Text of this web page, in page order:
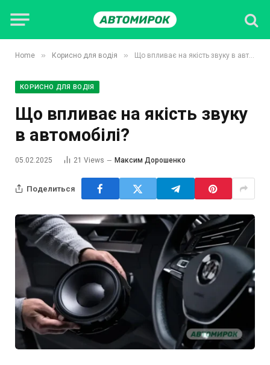
Home » Корисно для водія » Що впливає на якість звуку в автомобілі?
КОРИСНО ДЛЯ ВОДІЯ
Що впливає на якість звуку
в автомобілі?
05.02.2025 21 Views Максим Дорошенко
Поделиться